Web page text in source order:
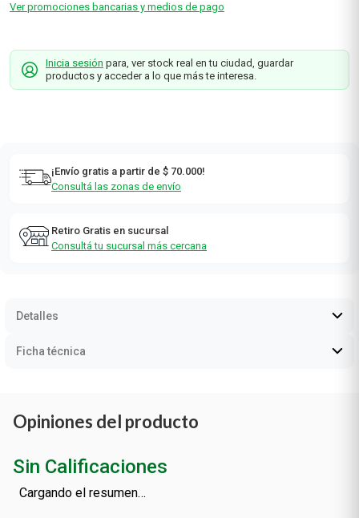
Ver promociones bancarias y medios de pago
Inicia sesión para, ver stock real en tu ciudad, guardar
productos y acceder a lo que más te interesa.
¡Envío gratis a partir de $ 70.000!
Consultá las zonas de envío
Retiro Gratis en sucursal
Consultá tu sucursal más cercana
Detalles
Ficha técnica
Opiniones del producto
Sin Calificaciones
Cargando el resumen…